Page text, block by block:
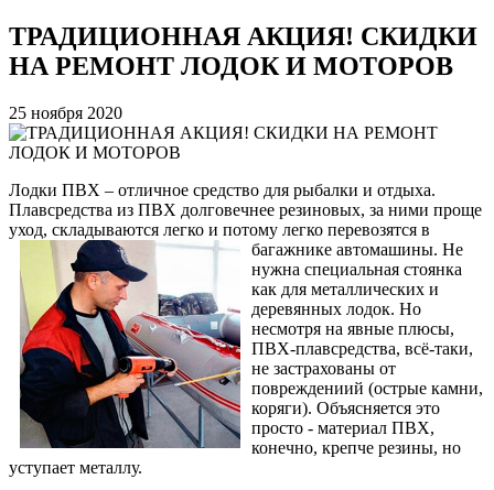
ТРАДИЦИОННАЯ АКЦИЯ! СКИДКИ
НА РЕМОНТ ЛОДОК И МОТОРОВ
25 ноября 2020
Лодки ПВХ – отличное средство для рыбалки и отдыха.
Плавсредства из ПВХ долговечнее резиновых, за ними проще
уход, складываются легко и потому легко перевозятся в
багажнике автомашины. Не
нужна специальная стоянка
как для металлических и
деревянных лодок. Но
несмотря на явные плюсы,
ПВХ-плавсредства, всё-таки,
не застрахованы от
повреждениий (острые камни,
коряги). Объясняется это
просто - материал ПВХ,
конечно, крепче резины, но
уступает металлу.